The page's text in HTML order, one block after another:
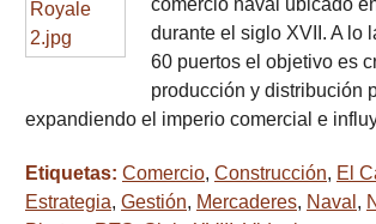
comercio naval ubicado
durante el siglo XVII. A lo
60 puertos el objetivo es
producción y distribución
expandiendo el imperio comercial e
Etiquetas: Comercio, Construcción, El
Estrategia, Gestión, Mercaderes, Naval ,